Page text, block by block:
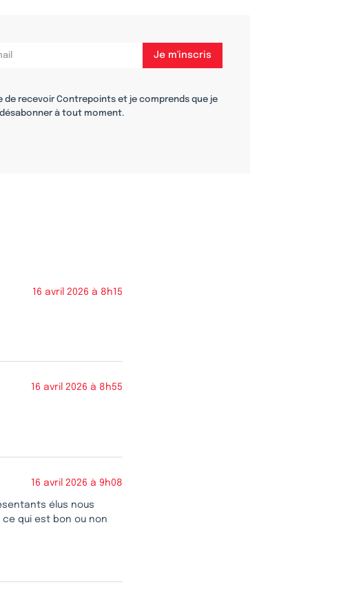
de recevoir Contrepoints et je comprends que je
à tout moment.
16 avril 2026 à 8h15
16 avril 2026 à 8h55
16 avril 2026 à 9h08
élus nous
qui est bon ou non